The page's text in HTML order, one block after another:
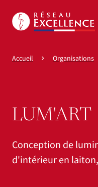
Accueil Organisations
LUM'ART
Conception de
d'intérieur en